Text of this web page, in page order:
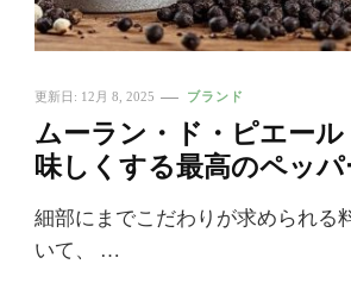
更新日: 12月 8, 2025 ブランド
ムーラン・ド・ピエール
味しくする最高のペッ
細部にまでこだわりが求められる
いて、 …